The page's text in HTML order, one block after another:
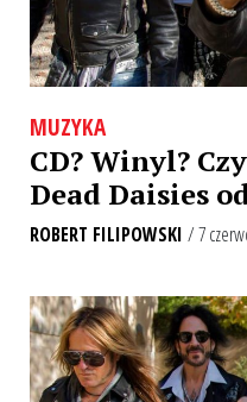
MUZYKA
CD? Winyl?
Dead Daisies
ROBERT FILIPOWSKI / 7